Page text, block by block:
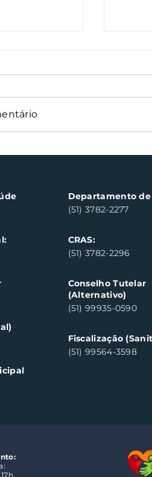
Departamento de
(51) 3782-2277
CRAS:
(51) 3782-2296
Conselho Tutelar
(Alternativo)
(51) 99935-0590
Fiscalização
(51) 99564-3598